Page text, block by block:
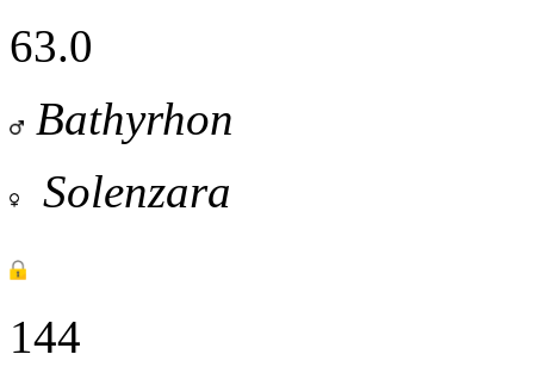
63.0
Bathyrhon
Solenzara
144